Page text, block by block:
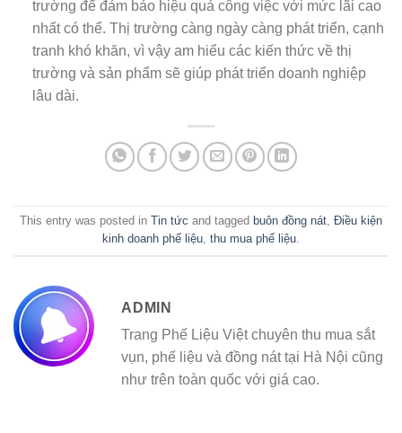
trường để đảm bảo hiệu quả công việc với mức lãi cao
nhất có thể. Thị trường càng ngày càng phát triển, cạnh
tranh khó khăn, vì vậy am hiểu các kiến thức về thị
trường và sản phẩm sẽ giúp phát triển doanh nghiệp
lâu dài.
This entry was posted in Tin tức and tagged buôn đồng nát Điều kiện
kinh doanh phế liệu thu mua phế liệu
ADMIN
Trang Phế Liệu Việt chuyên thu mua sắt
vụn, phế liệu và đồng nát tại Hà Nội cũng
như trên toàn quốc với giá cao.